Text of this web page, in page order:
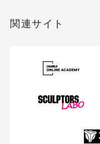
関連サイト